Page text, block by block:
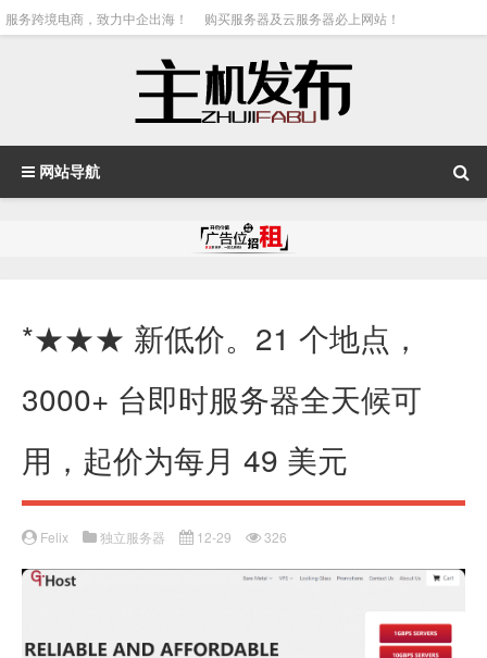
服务跨境电商，致力中企出海！ 购买服务器及云服务器必上网站！
网站导航
*★★★ 新低价。21 个地点，
3000+ 台即时服务器全天候可
用，起价为每月 49 美元
Felix 独立服务器 12-29 326